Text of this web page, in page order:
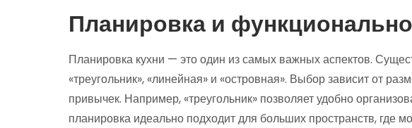
Планировка и
Планировка кухни — это один из самых важных аспектов.
«треугольник», «линейная» и «островная». Выбор зависит от
привычек. Например, «треугольник» позволяет удобно
планировка идеально подходит для больших пространств, где